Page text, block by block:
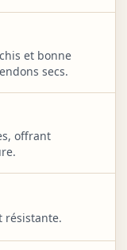
et bonne
secs.
offrant
résistante.